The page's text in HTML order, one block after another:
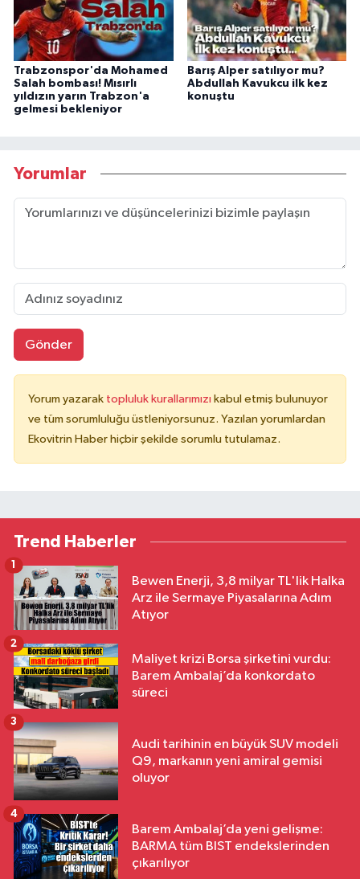
Trabzonspor'da Mohamed
Salah bombası! Mısırlı
yıldızın yarın Trabzon'a
gelmesi bekleniyor
Barış Alper satılıyor mu?
Abdullah Kavukcu ilk kez
konuştu
Yorumlar
Gönder
Yorum yazarak topluluk kurallarımızı kabul etmiş bulunuyor
ve tüm sorumluluğu üstleniyorsunuz. Yazılan yorumlardan
Ekovitrin Haber hiçbir şekilde sorumlu tutulamaz.
Trend Haberler
Bewen Enerji, 3,8 milyar TL'lik Halka
Arz ile Sermaye Piyasalarına Adım
Atıyor
1
Maliyet krizi Borsa şirketini vurdu:
Barem Ambalaj’da konkordato
süreci
2
Audi tarihinin en büyük SUV modeli
Q9, markanın yeni amiral gemisi
oluyor
3
Barem Ambalaj’da yeni gelişme:
BARMA tüm BIST endekslerinden
çıkarılıyor
4